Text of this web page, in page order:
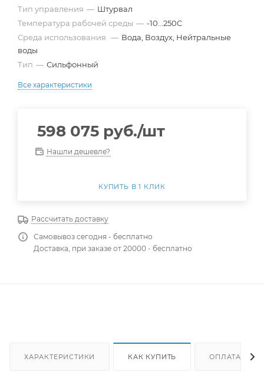
Тип управления — Штурвал
Температура рабочей среды — -10...250С
Среда использования — Вода, Воздух, Нейтральные
воды
Тип — Сильфонный
Все характеристики
598 075 руб./шт
Нашли дешевле?
КУПИТЬ В 1 КЛИК
Рассчитать доставку
Самовывоз сегодня - бесплатно
Доставка, при заказе от 20000 - бесплатно
ХАРАКТЕРИСТИКИ КАК КУПИТЬ ОПЛАТА